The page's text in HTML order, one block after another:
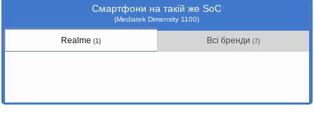
Смартфони на такій же SoC
(Mediatek Dimensity 1100)
Realme(1) Всі бренди (7)